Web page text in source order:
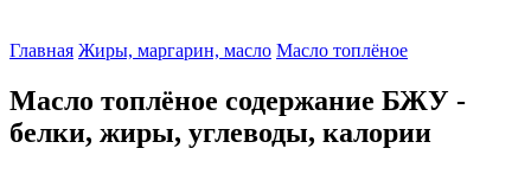
Главная Жиры, маргарин, масло Масло топлёное
Масло топлёное содержание БЖУ -
белки, жиры, углеводы, калории